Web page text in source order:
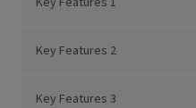
Key Features 2
Key Features 3